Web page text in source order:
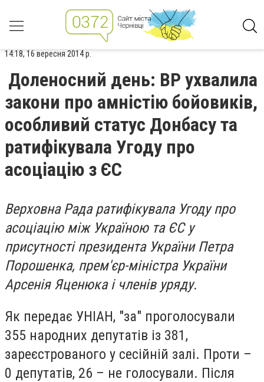
14:18, 16 вересня 2014 р.
Доленосний день: ВР ухвалила
закони про амністію бойовиків,
особливий статус Донбасу та
ратифікувала Угоду про
асоціацію з ЄС
Верховна Рада ратифікувала Угоду про
асоціацію між Україною та ЄС у
присутності президента України Петра
Порошенка, прем'єр-міністра України
Арсенія Яценюка і членів уряду.
Як передає УНІАН, "за" проголосували
355 народних депутатів із 381,
зареєстрованого у сесійній залі. Проти –
0 депутатів, 26 – не голосували. Після